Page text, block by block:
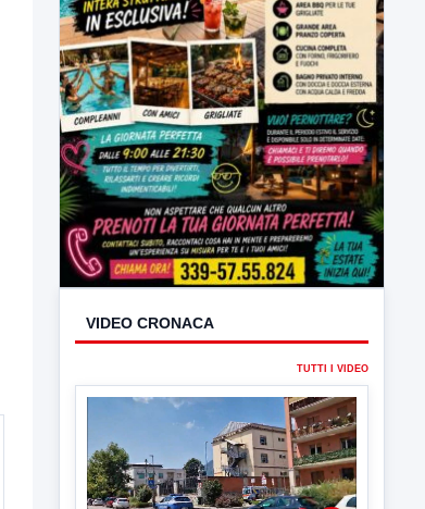
VIDEO CRONACA
TUTTI I VIDEO